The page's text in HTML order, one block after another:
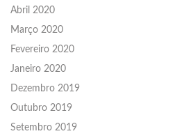
Abril 2020
Março 2020
Fevereiro 2020
Janeiro 2020
Dezembro 2019
Outubro 2019
Setembro 2019